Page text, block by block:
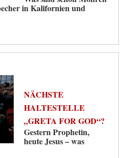
in Kalifornien und
NÄCHSTE
HALTESTELLE
„GRETA FOR GOD“?
Gestern Prophetin,
heute Jesus – was